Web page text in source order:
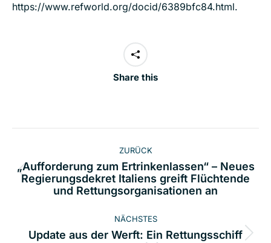
https://www.refworld.org/docid/6389bfc84.html.
Share this
ZURÜCK
Vorheriger
Beitrag:
„Aufforderung zum Ertrinkenlassen“ – Neues
Regierungsdekret Italiens greift Flüchtende
und Rettungsorganisationen an
NÄCHSTES
Nächster
Update aus der Werft: Ein Rettungsschiff